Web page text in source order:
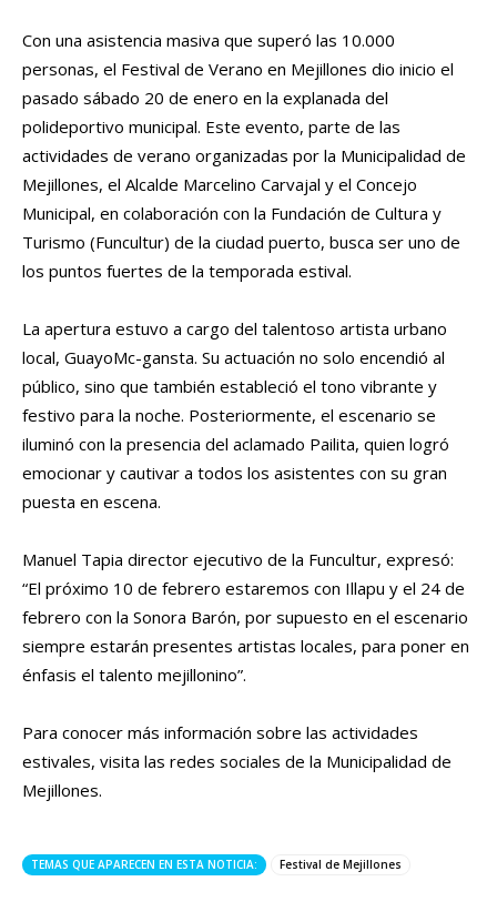
Con una asistencia masiva que superó las 10.000
personas, el Festival de Verano en Mejillones dio inicio el
pasado sábado 20 de enero en la explanada del
polideportivo municipal. Este evento, parte de las
actividades de verano organizadas por la Municipalidad de
Mejillones, el Alcalde Marcelino Carvajal y el Concejo
Municipal, en colaboración con la Fundación de Cultura y
Turismo (Funcultur) de la ciudad puerto, busca ser uno de
los puntos fuertes de la temporada estival.
La apertura estuvo a cargo del talentoso artista urbano
local, GuayoMc-gansta. Su actuación no solo encendió al
público, sino que también estableció el tono vibrante y
festivo para la noche. Posteriormente, el escenario se
iluminó con la presencia del aclamado Pailita, quien logró
emocionar y cautivar a todos los asistentes con su gran
puesta en escena.
Manuel Tapia director ejecutivo de la Funcultur, expresó:
“El próximo 10 de febrero estaremos con Illapu y el 24 de
febrero con la Sonora Barón, por supuesto en el escenario
siempre estarán presentes artistas locales, para poner en
énfasis el talento mejillonino”.
Para conocer más información sobre las actividades
estivales, visita las redes sociales de la Municipalidad de
Mejillones.
TEMAS QUE APARECEN EN ESTA NOTICIA: Festival de Mejillones